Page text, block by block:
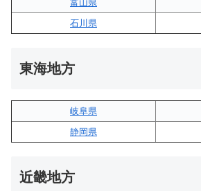
富山県
石川県
東海地方
岐阜県
静岡県
近畿地方